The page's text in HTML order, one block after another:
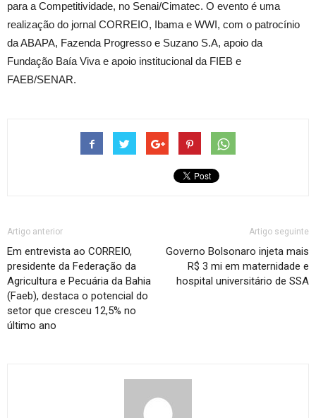
para a Competitividade, no Senai/Cimatec. O evento é uma
realização do jornal CORREIO, Ibama e WWI, com o patrocínio
da ABAPA, Fazenda Progresso e Suzano S.A, apoio da
Fundação Baía Viva e apoio institucional da FIEB e
FAEB/SENAR.
Artigo anterior
Em entrevista ao CORREIO,
presidente da Federação da
Agricultura e Pecuária da Bahia
(Faeb), destaca o potencial do
setor que cresceu 12,5% no
último ano
Artigo seguinte
Governo Bolsonaro injeta mais
R$ 3 mi em maternidade e
hospital universitário de SSA